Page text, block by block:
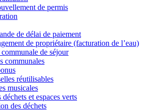
de permis
de délai de paiement
de propriétaire (facturation de l’eau)
de séjour
communales
réutilisables
musicales
et espaces verts
des déchets